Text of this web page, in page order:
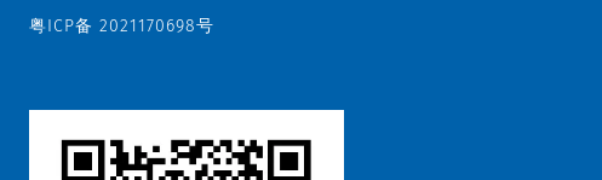
粤ICP备 2021170698号